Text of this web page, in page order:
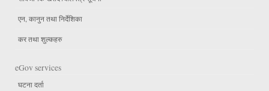
एन, कानुन तथा निर्देशिका
कर तथा शुल्कहरु
eGov services
घटना दर्ता